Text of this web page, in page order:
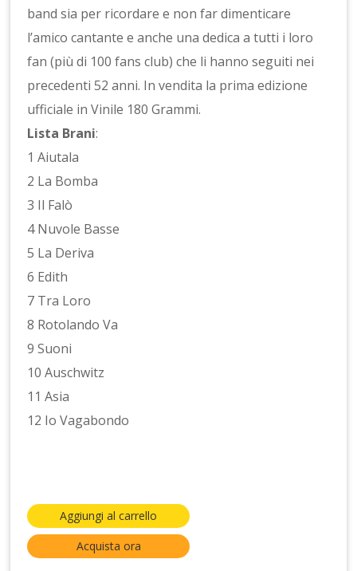
band sia per ricordare e non far dimenticare
l’amico cantante e anche una dedica a tutti i loro
fan (più di 100 fans club) che li hanno seguiti nei
precedenti 52 anni. In vendita la prima edizione
ufficiale in Vinile 180 Grammi.
Lista Brani:
1 Aiutala
2 La Bomba
3 Il Falò
4 Nuvole Basse
5 La Deriva
6 Edith
7 Tra Loro
8 Rotolando Va
9 Suoni
10 Auschwitz
11 Asia
12 Io Vagabondo
Aggiungi al carrello
Acquista ora